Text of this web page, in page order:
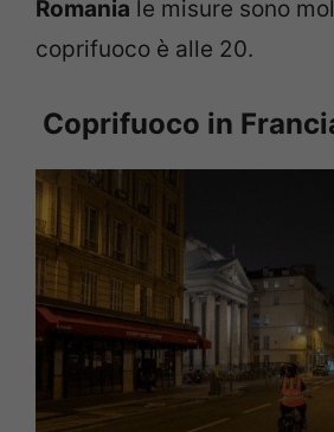
Romania le misure sono
coprifuoco è alle 20.
Coprifuoco in